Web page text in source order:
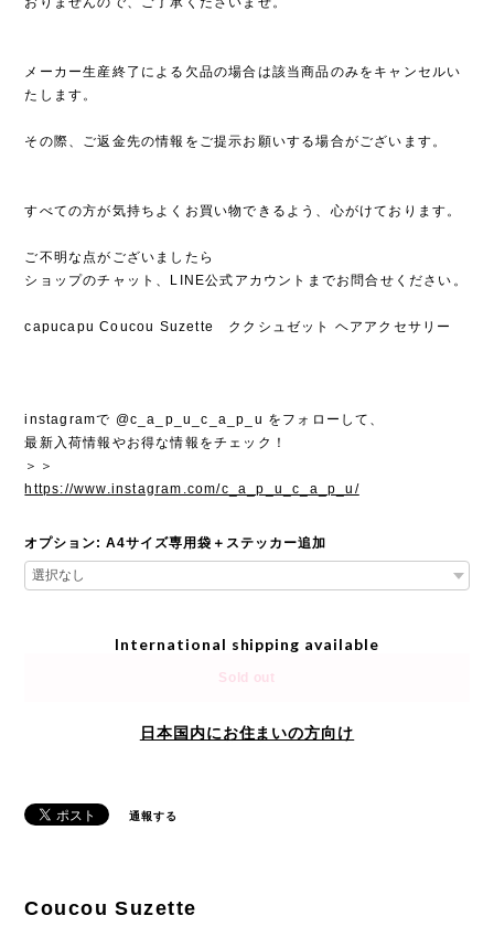
メーカー生産終了による欠品の場合は該当商品のみをキャンセルい
たします。
その際、ご返金先の情報をご提示お願いする場合がございます。
すべての方が気持ちよくお買い物できるよう、心がけております。
ご不明な点がございましたら
ショップのチャット、LINE公式アカウントまでお問合せください。
capucapu Coucou Suzette ククシュゼット ヘアアクセサリー
instagramで @c_a_p_u_c_a_p_u をフォローして、
最新入荷情報やお得な情報をチェック！
＞＞
https://www.instagram.com/c_a_p_u_c_a_p_u/
オプション: A4サイズ専用袋＋ステッカー追加
International shipping available
Sold out
日本国内にお住まいの方向け
通報する
Coucou Suzette